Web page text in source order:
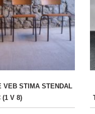
VEB STIMA STENDAL
(1 V 8)